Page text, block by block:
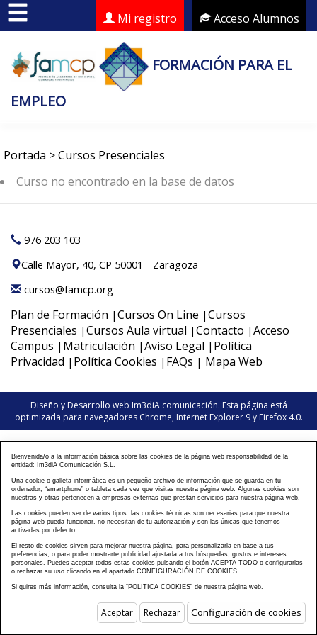
Acceso Alumnos
Mi registro
FORMACIÓN PARA EL
EMPLEO
Portada >Cursos Presenciales
Curso no encontrado en la base de datos
976 203 103
Calle Mayor, 40, CP 50001 - Zaragoza
cursos@famcp.org
Plan de Formación | Cursos On Line | Cursos
Presenciales | Cursos Aula virtual | Contacto | Acceso
Campus | Matriculación | Aviso Legal | Política
Privacidad | Política Cookies | FAQs | Mapa Web
Diseño y Desarrollo web Im3diA comunicación. Esta página está
optimizada para navegadores Chrome, Internet Explorer 9 y Firefox 4.0.
Bienvenida/o a la información básica sobre las cookies de la página web responsabilidad de la
entidad: Im3diA Comunicación S.L.
Una cookie o galleta informática es un pequeño archivo de información que se guarda en tu
ordenador, “smartphone” o tableta cada vez que visitas nuestra página web. Algunas cookies son
nuestras y otras pertenecen a empresas externas que prestan servicios para nuestra página web.
Las cookies pueden ser de varios tipos: las cookies técnicas son necesarias para que nuestra
página web pueda funcionar, no necesitan de tu autorización y son las únicas que tenemos
activadas por defecto.
El resto de cookies sirven para mejorar nuestra página, para personalizarla en base a tus
preferencias, o para poder mostrarte publicidad ajustada a tus búsquedas, gustos e intereses
personales. Puedes aceptar todas estas cookies pulsando el botón ACEPTA TODO o configurarlas
o rechazar su uso clicando en el apartado CONFIGURACIÓN DE COOKIES.
Si quires más información, consulta la “POLITICA COOKIES” de nuestra página web.
Aceptar Rechazar Configuración de cookies